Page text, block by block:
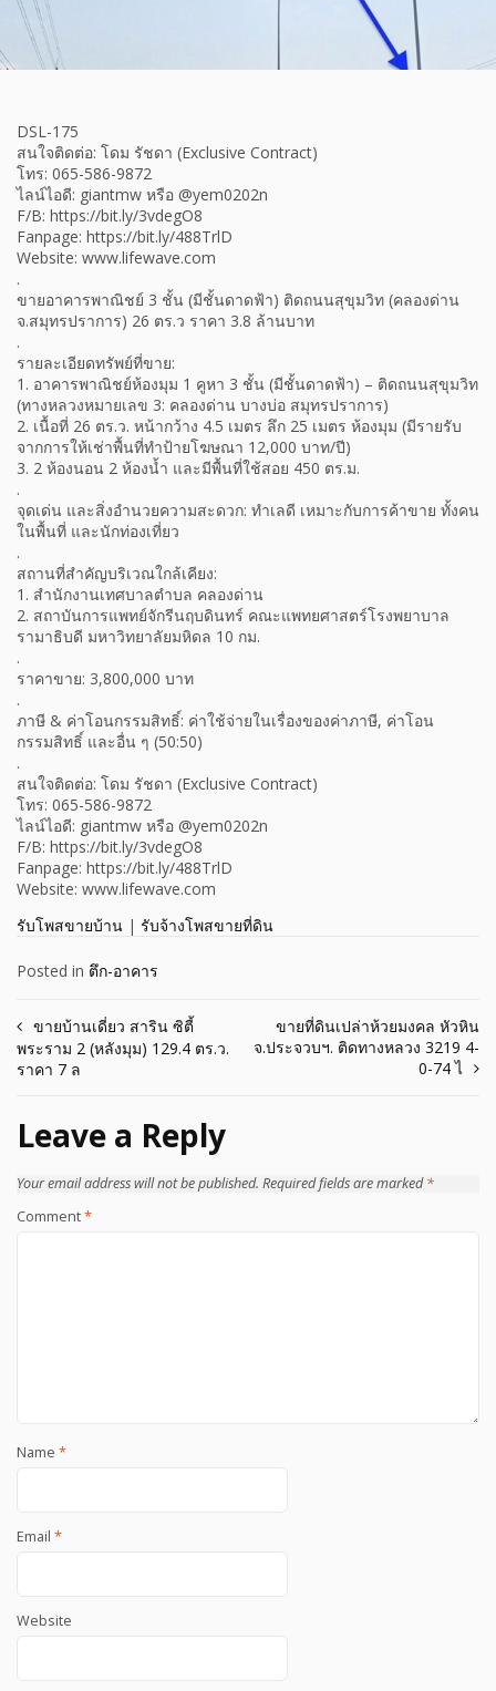
DSL-175
สนใจติดต่อ: โดม รัชดา (Exclusive Contract)
โทร: 065-586-9872
ไลน์ไอดี: giantmw หรือ @yem0202n
F/B: https://bit.ly/3vdegO8
Fanpage: https://bit.ly/488TrlD
Website: www.lifewave.com
.
ขายอาคารพาณิชย์ 3 ชั้น (มีชั้นดาดฟ้า) ติดถนนสุขุมวิท (คลองด่าน
จ.สมุทรปราการ) 26 ตร.ว ราคา 3.8 ล้านบาท
.
รายละเอียดทรัพย์ที่ขาย:
1. อาคารพาณิชย์ห้องมุม 1 คูหา 3 ชั้น (มีชั้นดาดฟ้า) – ติดถนนสุขุมวิท
(ทางหลวงหมายเลข 3: คลองด่าน บางบ่อ สมุทรปราการ)
2. เนื้อที่ 26 ตร.ว. หน้ากว้าง 4.5 เมตร ลึก 25 เมตร ห้องมุม (มีรายรับ
จากการให้เช่าพื้นที่ทำป้ายโฆษณา 12,000 บาท/ปี)
3. 2 ห้องนอน 2 ห้องน้ำ และมีพื้นที่ใช้สอย 450 ตร.ม.
.
จุดเด่น และสิ่งอำนวยความสะดวก: ทำเลดี เหมาะกับการค้าขาย ทั้งคน
ในพื้นที่ และนักท่องเที่ยว
.
สถานที่สำคัญบริเวณใกล้เคียง:
1. สำนักงานเทศบาลตำบล คลองด่าน
2. สถาบันการแพทย์จักรีนฤบดินทร์ คณะแพทยศาสตร์โรงพยาบาล
รามาธิบดี มหาวิทยาลัยมหิดล 10 กม.
.
ราคาขาย: 3,800,000 บาท
.
ภาษี & ค่าโอนกรรมสิทธิ์: ค่าใช้จ่ายในเรื่องของค่าภาษี, ค่าโอน
กรรมสิทธิ์ และอื่น ๆ (50:50)
.
สนใจติดต่อ: โดม รัชดา (Exclusive Contract)
โทร: 065-586-9872
ไลน์ไอดี: giantmw หรือ @yem0202n
F/B: https://bit.ly/3vdegO8
Fanpage: https://bit.ly/488TrlD
Website: www.lifewave.com
รับโพสขายบ้าน | รับจ้างโพสขายที่ดิน
Posted in ตึก-อาคาร
Post
navigation
ขายบ้านเดี่ยว สาริน ซิตี้
พระราม 2 (หลังมุม) 129.4 ตร.ว.
ราคา 7 ล
ขายที่ดินเปล่าห้วยมงคล หัวหิน
จ.ประจวบฯ. ติดทางหลวง 3219 4-
0-74 ไ
Leave a Reply
Your email address will not be published. Required fields are marked*
Comment*
Name *
Email *
Website